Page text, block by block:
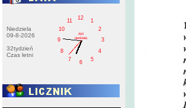
Niedziela
09-8-2026
32tydzień
Czas letni
1
2
3
4
5
6
7
8
9
10
11
12
AM
niedziela